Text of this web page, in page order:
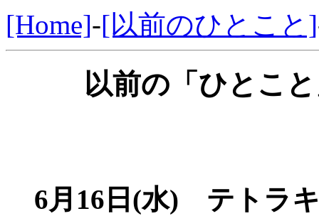
[Home]-[以前のひとこと]
以前の「ひとこ
6月16日(水) テトラキ